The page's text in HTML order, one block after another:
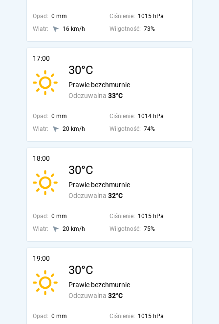
Opad: 0 mm Ciśnienie: 1015 hPa
Wiatr:
16 km/h Wilgotność: 73%
17:00
30°C
Odczuwalna 33°C
Prawie bezchmurnie
Opad: 0 mm Ciśnienie: 1014 hPa
Wiatr:
20 km/h Wilgotność: 74%
18:00
30°C
Odczuwalna 32°C
Prawie bezchmurnie
Opad: 0 mm Ciśnienie: 1015 hPa
Wiatr:
20 km/h Wilgotność: 75%
19:00
30°C
Odczuwalna 32°C
Prawie bezchmurnie
Opad: 0 mm Ciśnienie: 1015 hPa